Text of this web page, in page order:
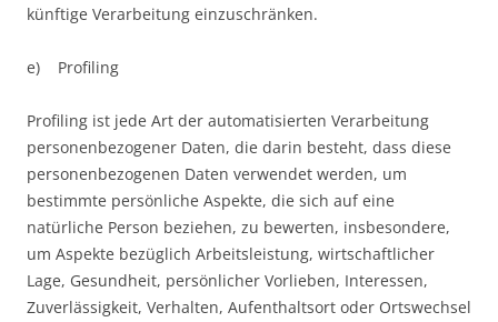
künftige Verarbeitung einzuschränken.
e) Profiling
Profiling ist jede Art der automatisierten Verarbeitung
personenbezogener Daten, die darin besteht, dass diese
personenbezogenen Daten verwendet werden, um
bestimmte persönliche Aspekte, die sich auf eine
natürliche Person beziehen, zu bewerten, insbesondere,
um Aspekte bezüglich Arbeitsleistung, wirtschaftlicher
Lage, Gesundheit, persönlicher Vorlieben, Interessen,
Zuverlässigkeit, Verhalten, Aufenthaltsort oder Ortswechsel